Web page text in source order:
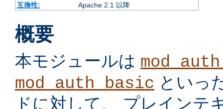
互換性:
Apache 2.1 以降
概要
本モジュールは
mod_auth_basic といっ
ドに対して、 プレインテ